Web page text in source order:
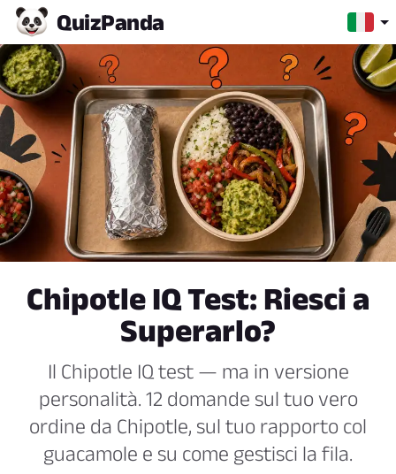
QuizPanda
Chipotle IQ Test: Riesci a
Superarlo?
Il Chipotle IQ test — ma in versione
personalità. 12 domande sul tuo vero
ordine da Chipotle, sul tuo rapporto col
guacamole e su come gestisci la fila.